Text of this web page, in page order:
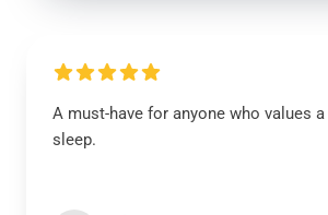
A must-have for anyone who values
sleep.